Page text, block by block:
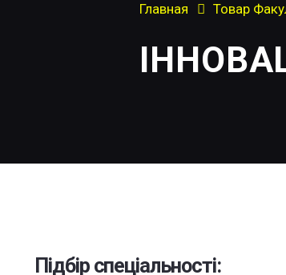
Главная Товар
Підбір спеціальності: